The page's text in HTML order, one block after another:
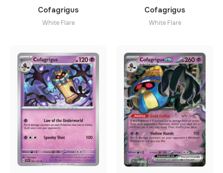
Cofagrigus
White Flare
Cofagrigus
White Flare